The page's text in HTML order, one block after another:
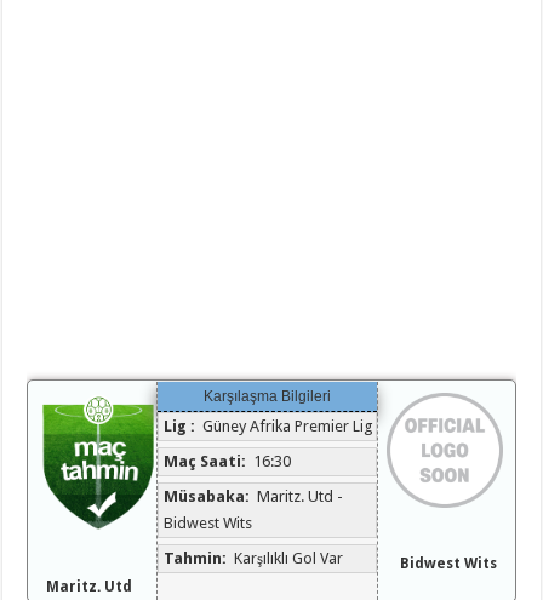
Maritz. Utd
Karşılaşma Bilgileri
Lig : Güney Afrika Premier Lig
Maç Saati: 16:30
Müsabaka: Maritz. Utd -
Bidwest Wits
Tahmin: Karşılıklı Gol Var Bidwest Wits